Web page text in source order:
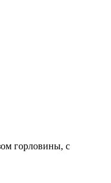
горловины, с